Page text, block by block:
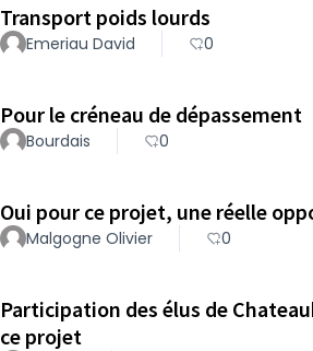
Transport poids lourds
Emeriau David 0
Pour le créneau de dépassement
Bourdais 0
Oui pour ce projet, une réelle
Malgogne Olivier 0
Participation des élus de
ce projet